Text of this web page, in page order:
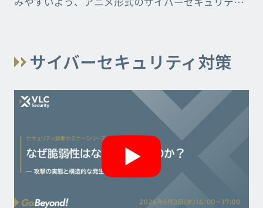
サイバーセキュリティ対策